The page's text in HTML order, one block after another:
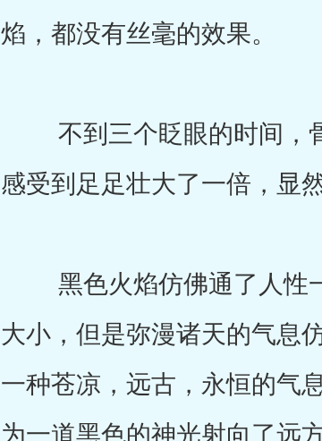
焰，都没有丝毫的效果。
不到三个眨眼的时间，骨
感受到足足壮大了一倍，显
黑色火焰仿佛通了人性一
大小，但是弥漫诸天的气息
一种苍凉，远古，永恒的气
为一道黑色的神光射向了远方